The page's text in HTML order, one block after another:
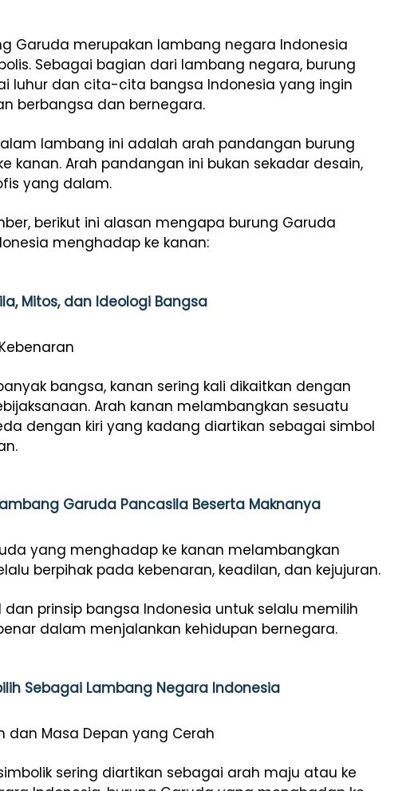
Garuda merupakan lambang negara Indonesia
Sebagai bagian dari lambang negara, burung
luhur dan cita-cita bangsa Indonesia yang ingin
berbangsa dan bernegara.
lambang ini adalah arah pandangan burung
kanan. Arah pandangan ini bukan sekadar desain,
yang dalam.
berikut ini alasan mengapa burung Garuda
menghadap ke kanan:
Mitos, dan Ideologi Bangsa
bangsa, kanan sering kali dikaitkan dengan
Arah kanan melambangkan sesuatu
dengan kiri yang kadang diartikan sebagai simbol
Garuda Pancasila Beserta Maknanya
yang menghadap ke kanan melambangkan
berpihak pada kebenaran, keadilan, dan kejujuran.
prinsip bangsa Indonesia untuk selalu memilih
dalam menjalankan kehidupan bernegara.
Sebagai Lambang Negara Indonesia
dan Masa Depan yang Cerah
sering diartikan sebagai arah maju atau ke